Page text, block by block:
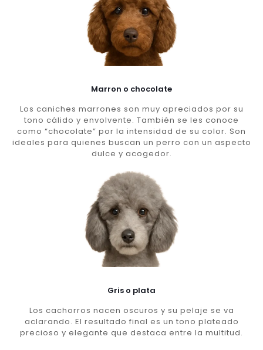
Marron o chocolate
Los caniches marrones son muy apreciados por su
tono cálido y envolvente. También se les conoce
como “chocolate” por la intensidad de su color. Son
ideales para quienes buscan un perro con un aspecto
dulce y acogedor.
Gris o plata
Los cachorros nacen oscuros y su pelaje se va
aclarando. El resultado final es un tono plateado
precioso y elegante que destaca entre la multitud.